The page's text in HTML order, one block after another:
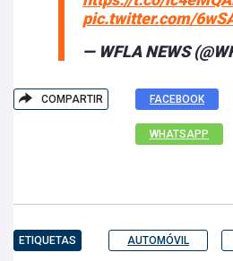
pic.twitter.com/
— WFLA NEWS
COMPARTIR FACEBOOK
WHATSAPP
ETIQUETAS AUTOMÓVIL